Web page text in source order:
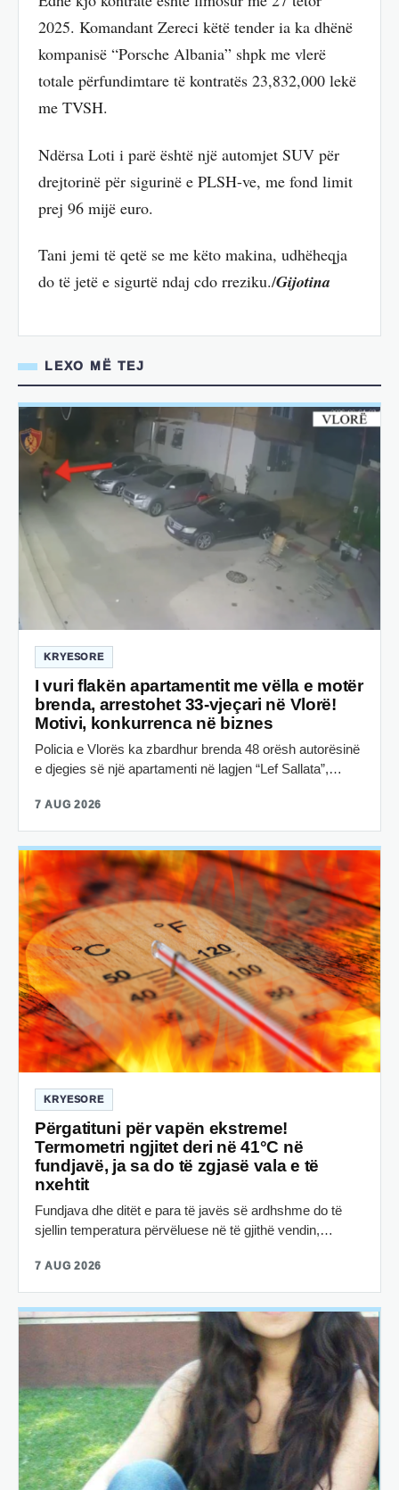
2025. Komandant Zereci këtë tender ia ka dhënë
kompanisë “Porsche Albania” shpk me vlerë
totale përfundimtare të kontratës 23,832,000 lekë
me TVSH.
Ndërsa Loti i parë është një automjet SUV për
drejtorinë për sigurinë e PLSH-ve, me fond limit
prej 96 mijë euro.
Tani jemi të qetë se me këto makina, udhëheqja
do të jetë e sigurtë ndaj cdo rreziku./Gijotina
LEXO MË TEJ
KRYESORE
I vuri flakën apartamentit me vëlla e motër
brenda, arrestohet 33-vjeçari në Vlorë!
Motivi, konkurrenca në biznes
Policia e Vlorës ka zbardhur brenda 48 orësh autorësinë
e djegies së një apartamenti në lagjen “Lef Sallata”,…
7 AUG 2026
KRYESORE
Përgatituni për vapën ekstreme!
Termometri ngjitet deri në 41°C në
fundjavë, ja sa do të zgjasë vala e të
nxehtit
Fundjava dhe ditët e para të javës së ardhshme do të
sjellin temperatura përvëluese në të gjithë vendin,…
7 AUG 2026